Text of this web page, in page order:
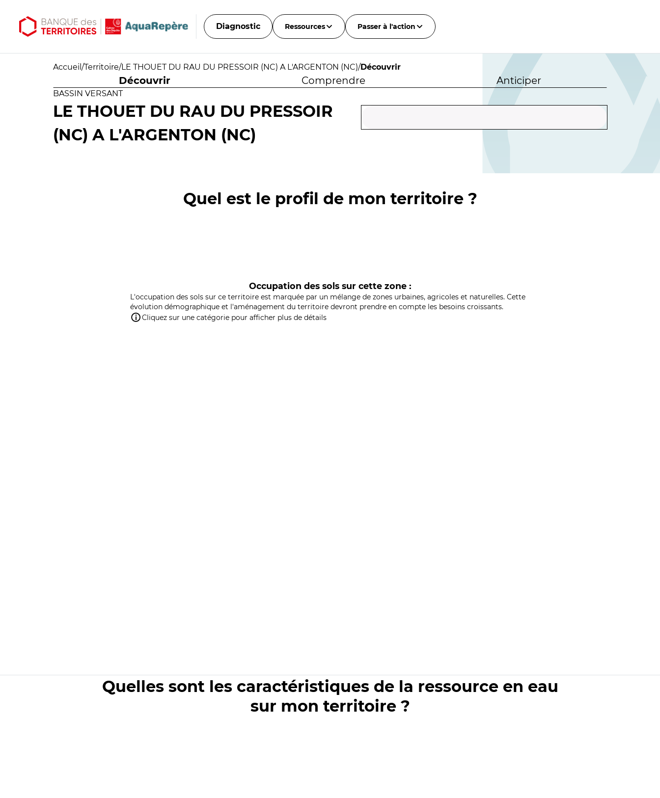
Diagnostic Ressources Passer à l'action
Accueil /Territoire/LE THOUET DU RAU DU PRESSOIR (NC) A L'ARGENTON (NC)/Découvrir
Découvrir Comprendre Anticiper
BASSIN VERSANT
LE THOUET DU RAU DU PRESSOIR
(NC) A L'ARGENTON (NC)
Quel est le profil de mon territoire ?
Occupation des sols sur cette zone :
L'occupation des sols sur ce territoire est marquée par un mélange de zones urbaines, agricoles et naturelles. Cette
évolution démographique et l'aménagement du territoire devront prendre en compte les besoins croissants.
Cliquez sur une catégorie pour afficher plus de détails
Quelles sont les caractéristiques de la ressource en eau
sur mon territoire ?